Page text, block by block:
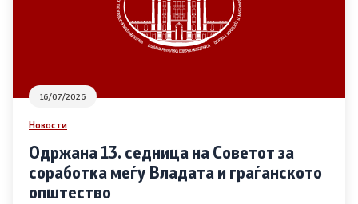
Извештаи
Список на ОЈИ
16/07/2026
Новости
Одржана 13. седница на Советот за
соработка меѓу Владата и граѓанското
општество